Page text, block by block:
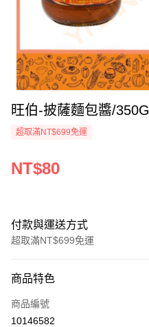
旺伯-披薩麵包醬/350G
超取滿NT$699免運
NT$80
付款與運送方式
超取滿NT$699免運
信用卡一次付款
Apple Pay
商品特色
商品編號
10146582